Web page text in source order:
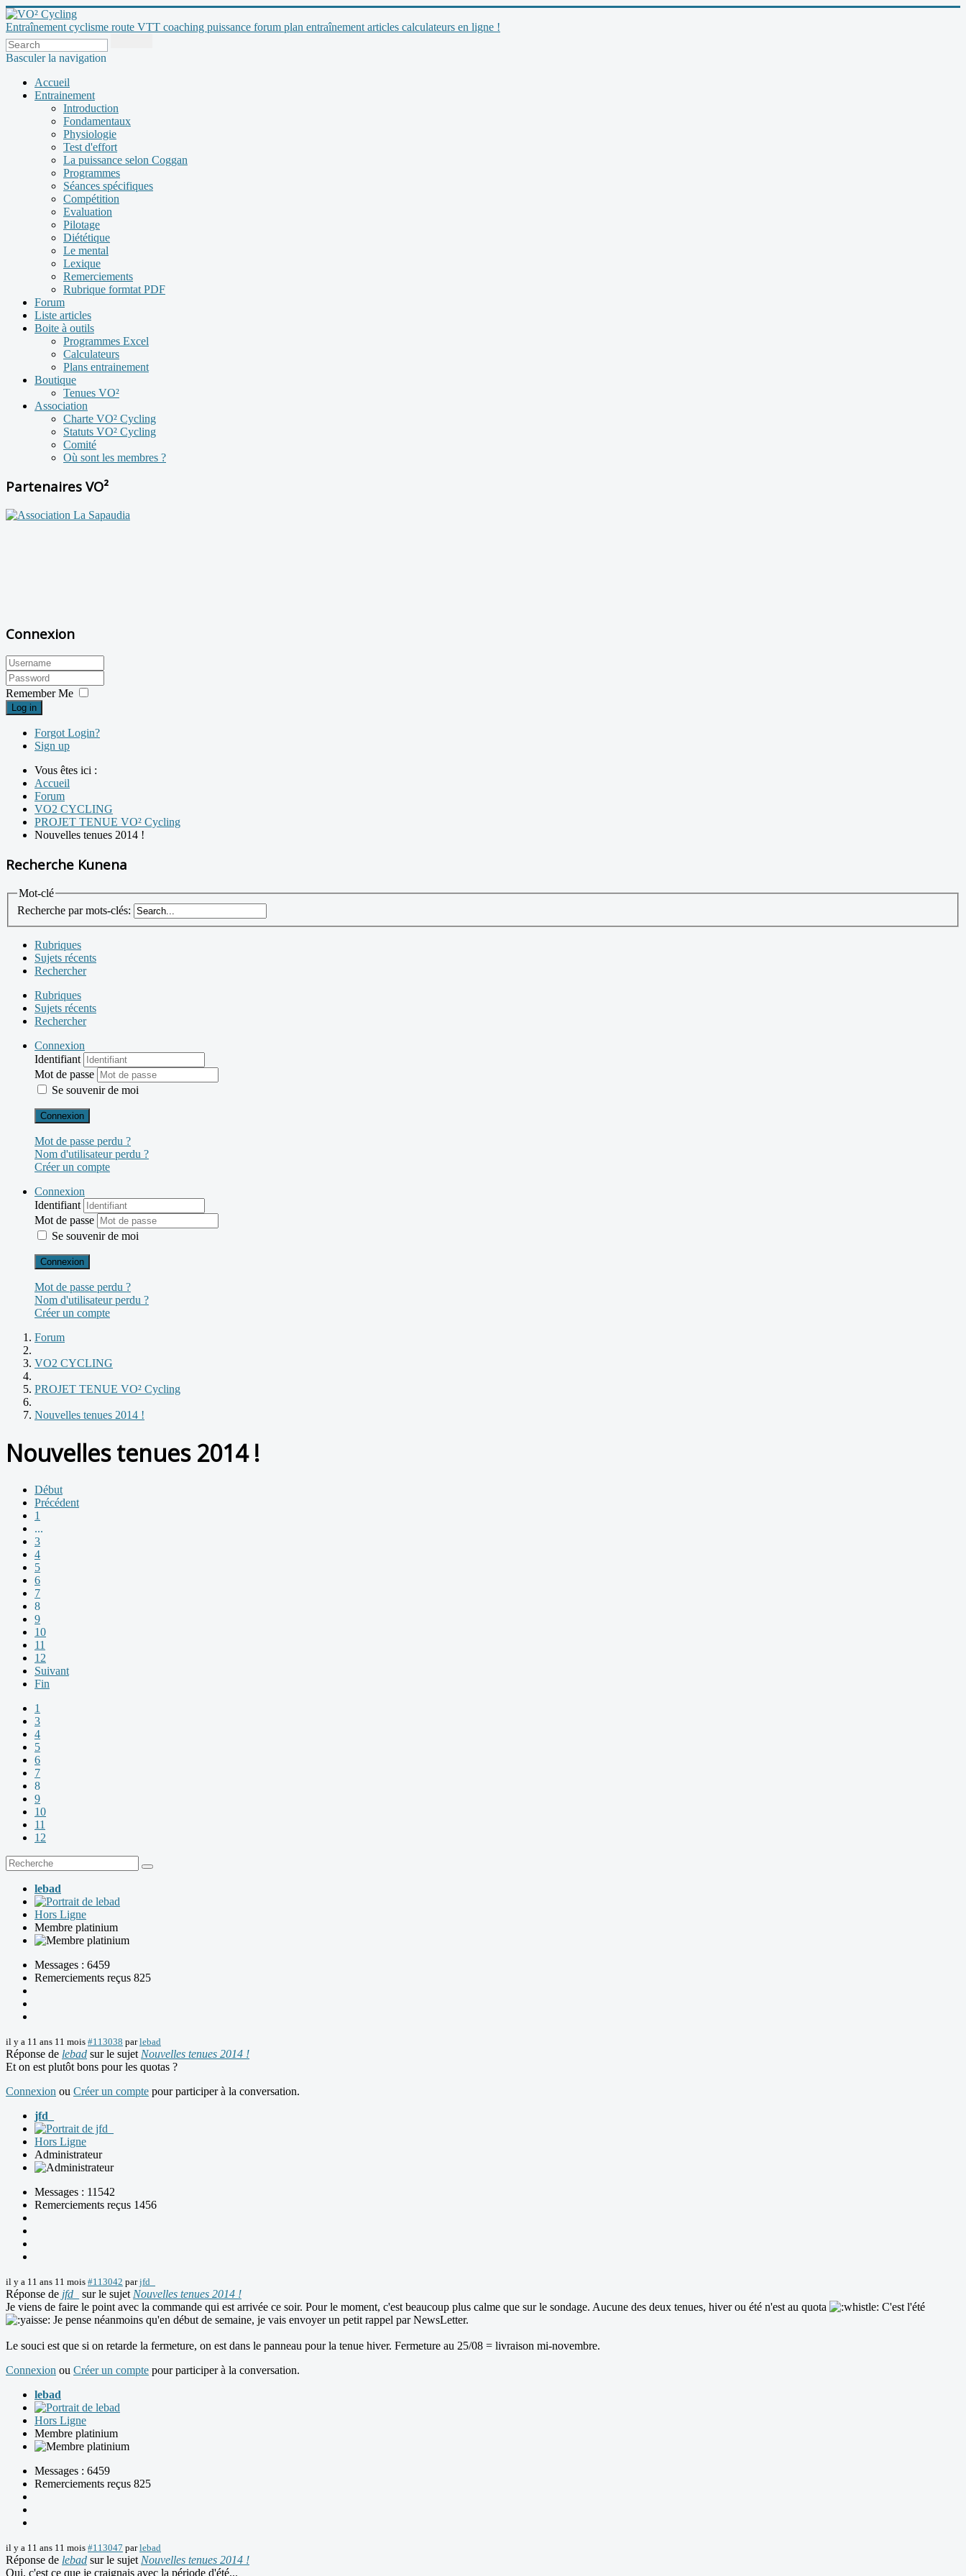
Entraînement cyclisme route VTT coaching puissance forum plan entraînement articles calculateurs en ligne !
Basculer la navigation
Accueil
Entrainement
Introduction
Fondamentaux
Physiologie
Test d'effort
La puissance selon Coggan
Programmes
Séances spécifiques
Compétition
Evaluation
Pilotage
Diététique
Le mental
Lexique
Remerciements
Rubrique formtat PDF
Forum
Liste articles
Boite à outils
Programmes Excel
Calculateurs
Plans entrainement
Boutique
Tenues VO²
Association
Charte VO² Cycling
Statuts VO² Cycling
Comité
Où sont les membres ?
Partenaires VO²
Connexion
Remember Me
Log in
Forgot Login?
Sign up
Vous êtes ici :
Accueil
Forum
VO2 CYCLING
PROJET TENUE VO² Cycling
Nouvelles tenues 2014 !
Recherche Kunena
Mot-clé
Recherche par mots-clés:
Rubriques
Sujets récents
Rechercher
Rubriques
Sujets récents
Rechercher
Connexion
Identifiant
Mot de passe
Se souvenir de moi
Connexion
Mot de passe perdu ?
Nom d'utilisateur perdu ?
Créer un compte
Connexion
Identifiant
Mot de passe
Se souvenir de moi
Connexion
Mot de passe perdu ?
Nom d'utilisateur perdu ?
Créer un compte
Forum
VO2 CYCLING
PROJET TENUE VO² Cycling
Nouvelles tenues 2014 !
Nouvelles tenues 2014 !
Début
Précédent
1
...
3
4
5
6
7
8
9
10
11
12
Suivant
Fin
1
3
4
5
6
7
8
9
10
11
12
lebad
Hors Ligne
Membre platinium
Messages : 6459
Remerciements reçus 825
il y a 11 ans 11 mois #113038 parlebad
Réponse de lebad sur le sujet Nouvelles tenues 2014 !
Et on est plutôt bons pour les quotas ?
Connexion ou Créer un compte pour participer à la conversation.
jfd_
Hors Ligne
Administrateur
Messages : 11542
Remerciements reçus 1456
il y a 11 ans 11 mois #113042 parjfd_
Réponse de jfd_ sur le sujet Nouvelles tenues 2014 !
Je viens de faire le point avec la commande qui est arrivée ce soir. Pour le moment, c'est beaucoup plus calme que sur le sondage. Aucune des deux tenues, hiver ou été n'est au quota
C'est l'été
Je pense néanmoins qu'en début de semaine, je vais envoyer un petit rappel par NewsLetter.
Le souci est que si on retarde la fermeture, on est dans le panneau pour la tenue hiver. Fermeture au 25/08 = livraison mi-novembre.
Connexion ou Créer un compte pour participer à la conversation.
lebad
Hors Ligne
Membre platinium
Messages : 6459
Remerciements reçus 825
il y a 11 ans 11 mois #113047 parlebad
Réponse de lebad sur le sujet Nouvelles tenues 2014 !
Oui, c'est ce que je craignais avec la période d'été...